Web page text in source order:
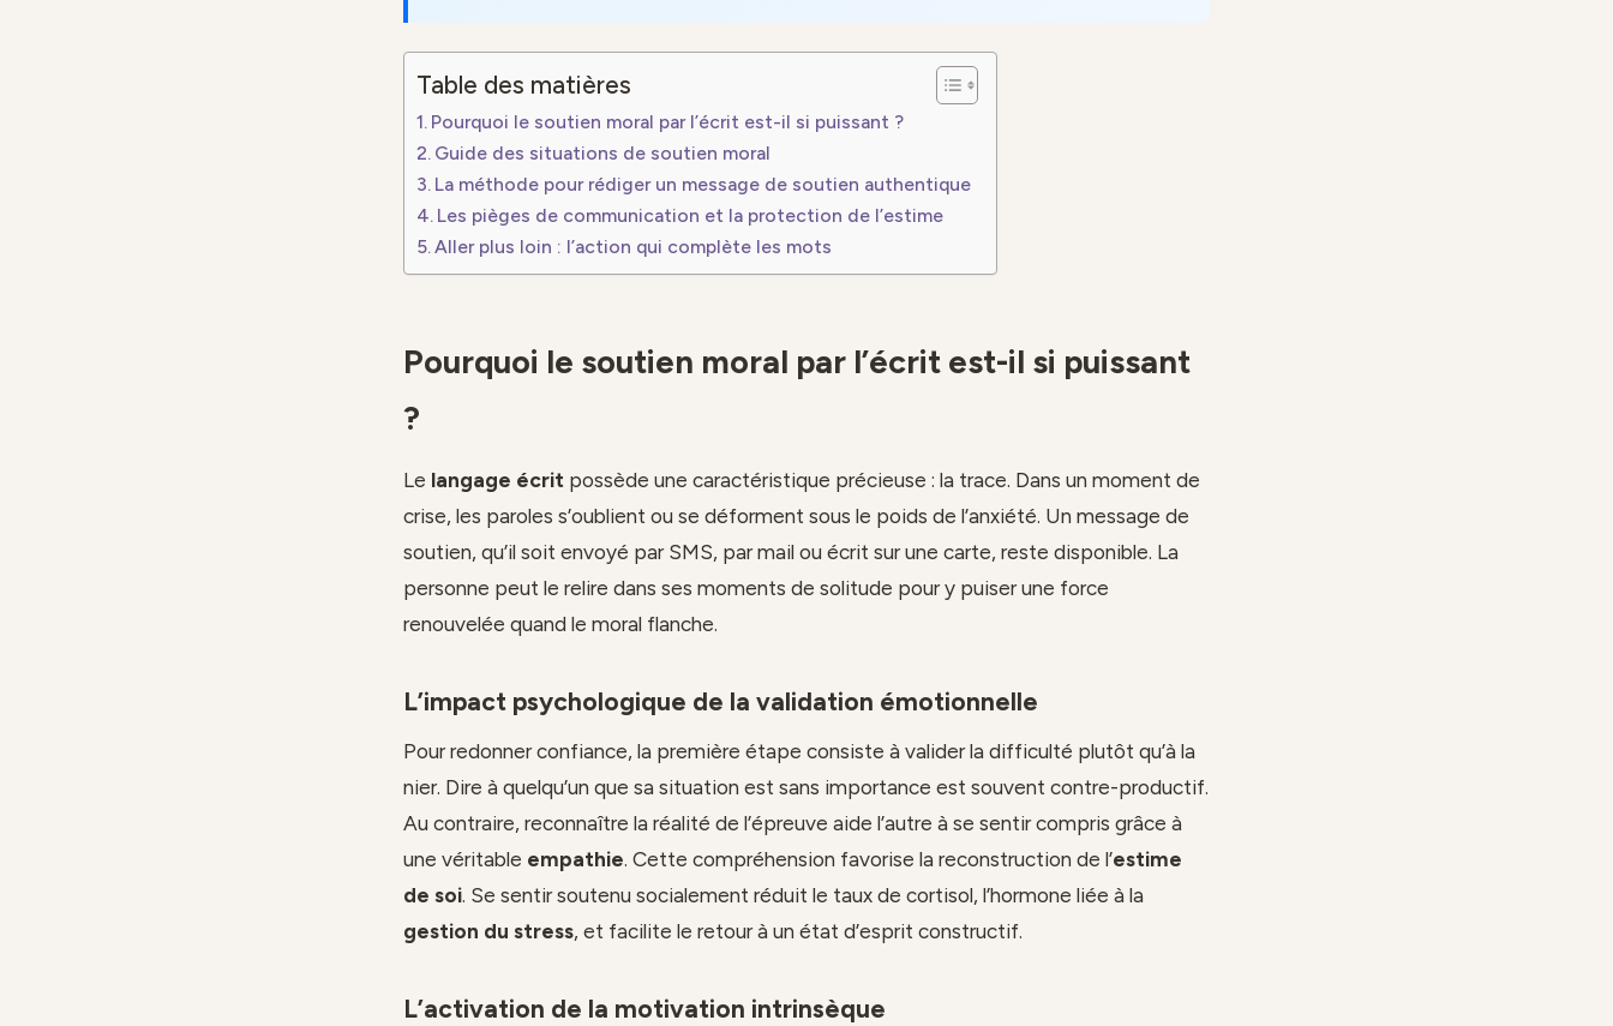
Table des matières
Pourquoi le soutien moral par l’écrit est-il si puissant ?
Guide des situations de soutien moral
La méthode pour rédiger un message de soutien authentique
Les pièges de communication et la protection de l’estime
Aller plus loin : l’action qui complète les mots
Pourquoi le soutien moral par l’écrit est-il si puissant
?
Le langage écrit possède une caractéristique précieuse : la trace. Dans un moment de
crise, les paroles s’oublient ou se déforment sous le poids de l’anxiété. Un message de
soutien, qu’il soit envoyé par SMS, par mail ou écrit sur une carte, reste disponible. La
personne peut le relire dans ses moments de solitude pour y puiser une force
renouvelée quand le moral flanche.
L’impact psychologique de la validation émotionnelle
Pour redonner confiance, la première étape consiste à valider la difficulté plutôt qu’à la
nier. Dire à quelqu’un que sa situation est sans importance est souvent contre-productif.
Au contraire, reconnaître la réalité de l’épreuve aide l’autre à se sentir compris grâce à
une véritable empathie. Cette compréhension favorise la reconstruction de l’estime
de soi. Se sentir soutenu socialement réduit le taux de cortisol, l’hormone liée à la
gestion du stress, et facilite le retour à un état d’esprit constructif.
L’activation de la motivation intrinsèque